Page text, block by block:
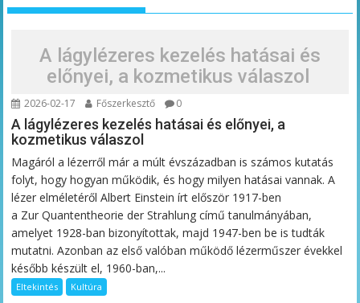
A lágylézeres kezelés hatásai és
előnyei, a kozmetikus válaszol
2026-02-17 Főszerkesztő 0
A lágylézeres kezelés hatásai és előnyei, a
kozmetikus válaszol
Magáról a lézerről már a múlt évszázadban is számos kutatás
folyt, hogy hogyan működik, és hogy milyen hatásai vannak. A
lézer elméletéről Albert Einstein írt először 1917-ben
a Zur Quantentheorie der Strahlung című tanulmányában,
amelyet 1928-ban bizonyítottak, majd 1947-ben be is tudták
mutatni. Azonban az első valóban működő lézerműszer évekkel
később készült el, 1960-ban,...
Eltekintés Kultúra